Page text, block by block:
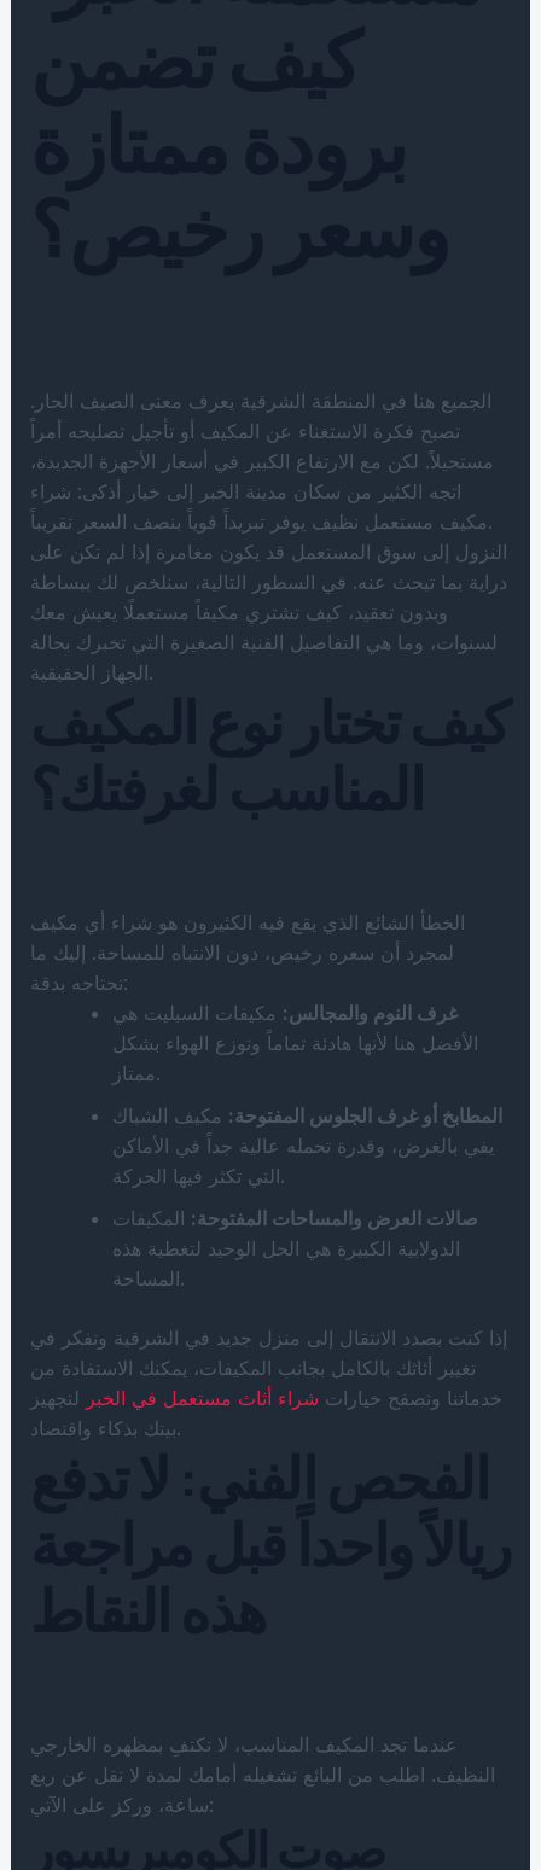
الجميع هنا في المنطقة الشرقية يعرف معنى الصيف الحار.
تصبح فكرة الاستغناء عن المكيف أو تأجيل تصليحه أمراً
مستحيلاً. لكن مع الارتفاع الكبير في أسعار الأجهزة الجديدة،
اتجه الكثير من سكان مدينة الخبر إلى خيار أذكى: شراء
مكيف مستعمل نظيف يوفر تبريداً قوياً بنصف السعر تقريباً.
النزول إلى سوق المستعمل قد يكون مغامرة إذا لم تكن على
دراية بما تبحث عنه. في السطور التالية، سنلخص لك ببساطة
وبدون تعقيد، كيف تشتري مكيفاً مستعملًا يعيش معك
لسنوات، وما هي التفاصيل الفنية الصغيرة التي تخبرك بحالة
الجهاز الحقيقية.
الخطأ الشائع الذي يقع فيه الكثيرون هو شراء أي مكيف
لمجرد أن سعره رخيص، دون الانتباه للمساحة. إليك ما
تحتاجه بدقة:
غرف النوم والمجالس: مكيفات السبليت هي
الأفضل هنا لأنها هادئة تماماً وتوزع الهواء بشكل
ممتاز.
المطابخ أو غرف الجلوس المفتوحة: مكيف الشباك
يفي بالغرض، وقدرة تحمله عالية جداً في الأماكن
التي تكثر فيها الحركة.
صالات العرض والمساحات المفتوحة: المكيفات
الدولابية الكبيرة هي الحل الوحيد لتغطية هذه
المساحة.
إذا كنت بصدد الانتقال إلى منزل جديد في الشرقية وتفكر في
تغيير أثاثك بالكامل بجانب المكيفات، يمكنك الاستفادة من
خدماتنا وتصفح خيارات شراء أثاث مستعمل في الخبر لتجهيز
بيتك بذكاء واقتصاد.
عندما تجد المكيف المناسب، لا تكتفِ بمظهره الخارجي
النظيف. اطلب من البائع تشغيله أمامك لمدة لا تقل عن ربع
ساعة، وركز على الآتي: